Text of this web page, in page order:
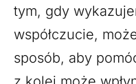
tym, gdy
współczucie,
sposób, aby